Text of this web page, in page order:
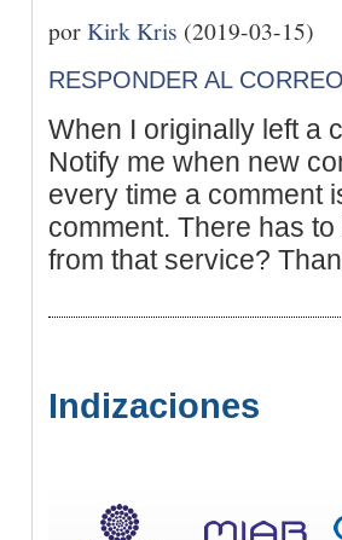
porKirk Kris (2019-03-15)
RESPONDER AL
When I originally left a
Notify me when new
every time a comment
comment. There has
from that service?
Indizaciones